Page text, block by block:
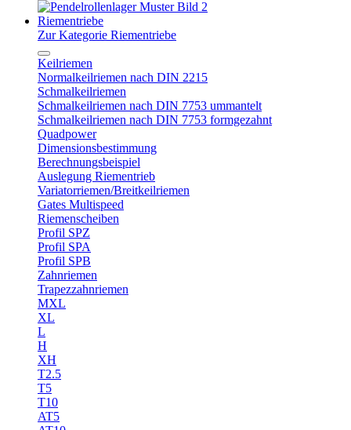
Riementriebe
Zur Kategorie Riementriebe
Keilriemen
Normalkeilriemen nach DIN 2215
Schmalkeilriemen
Schmalkeilriemen nach DIN 7753 ummantelt
Schmalkeilriemen nach DIN 7753 formgezahnt
Quadpower
Dimensionsbestimmung
Berechnungsbeispiel
Auslegung Riementrieb
Variatorriemen/Breitkeilriemen
Gates Multispeed
Riemenscheiben
Profil SPZ
Profil SPA
Profil SPB
Zahnriemen
Trapezzahnriemen
MXL
XL
L
H
XH
T2.5
T5
T10
AT5